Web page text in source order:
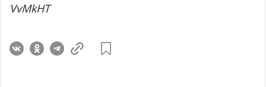
VvMkHT